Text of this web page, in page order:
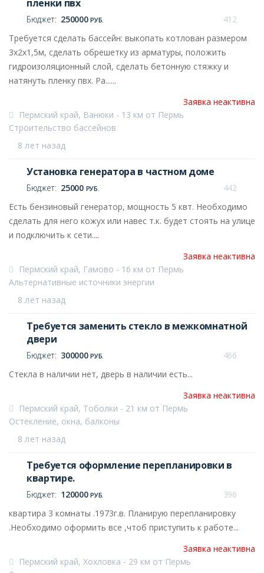
пленки пвх
Бюджет: 250000РУБ.
412
Требуется сделать бассейн: выкопать котлован размером
3х2х1,5м, сделать обрешетку из арматуры, положить
гидроизоляционный слой, сделать бетонную стяжку и
натянуть пленку пвх. Ра......
Заявка неактивна
8 лет назад
Пермский край, Ванюки - 13 км от Пермь
Строительство бассейнов
Установка генератора в частном доме
Бюджет: 25000 РУБ.
442
Есть бензиновый генератор, мощность 5 квт. Необходимо
сделать для него кожух или навес т.к. будет стоять на улице
и подключить к сети....
Заявка неактивна
8 лет назад
Пермский край, Гамово - 16 км от Пермь
Альтернативные источники энергии
Требуется заменить стекло в межкомнатной
двери
Бюджет: 300000РУБ.
466
Стекла в наличии нет, дверь в наличии есть...
Заявка неактивна
8 лет назад
Пермский край, Тоболки - 21 км от Пермь
Остекление, окна, балконы
Требуется оформление перепланировки в
квартире.
Бюджет: 120000РУБ.
396
квартира 3 комнаты .1973г.в. Планирую перепланировку
.Необходимо оформить все ,чтоб приступить к работе...
Заявка неактивна
Пермский край, Хохловка - 29 км от Пермь